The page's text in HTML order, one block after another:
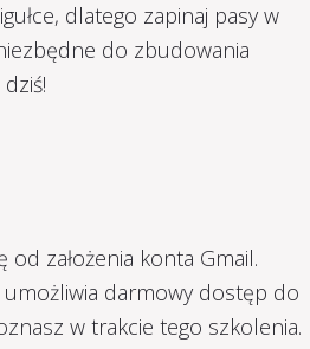
dlatego zapinaj pasy w
do zbudowania
założenia konta Gmail.
darmowy dostęp do
w trakcie tego szkolenia.